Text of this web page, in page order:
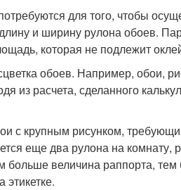
для того, чтобы
и ширину рулона обоев.
которая не подлежит
обоев. Например, обои,
из расчета, сделанного
с крупным рисунком,
еще два рулона на
больше величина раппорта,